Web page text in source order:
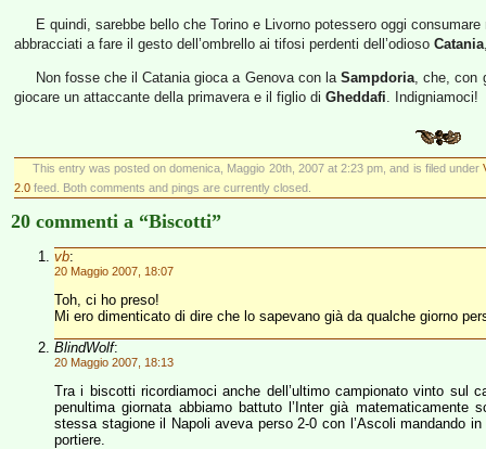
E quindi, sarebbe bello che Torino e Livorno potessero oggi
abbracciati a fare il gesto dell’ombrello ai tifosi perdenti dell’odioso Catania
Non fosse che il Catania gioca a Genova con laSampdoria, che, con
giocare un attaccante della primavera e il figlio di Gheddafi. Indigniamoci!
This entry was posted on domenica, Maggio 20th, 2007 at 2:23 pm, and is filed under
2.0 feed. Both comments and pings are currently closed.
20 commenti a “Biscotti”
vb:
20 Maggio 2007, 18:07
Toh, ci ho preso!
Mi ero dimenticato di dire che lo sapevano già da qualche giorno
BlindWolf:
20 Maggio 2007, 18:13
Tra i biscotti ricordiamoci anche dell’ultimo campionato vinto sul
penultima giornata abbiamo battuto l’Inter già
stessa stagione il Napoli aveva perso 2-0 con l’Ascoli mandando
portiere.